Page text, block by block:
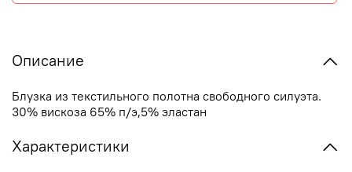
Описание
Блузка из текстильного полотна свободного силуэта.
30% вискоза 65% п/э,5% эластан
Характеристики